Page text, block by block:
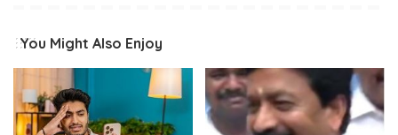
You Might Also Enjoy